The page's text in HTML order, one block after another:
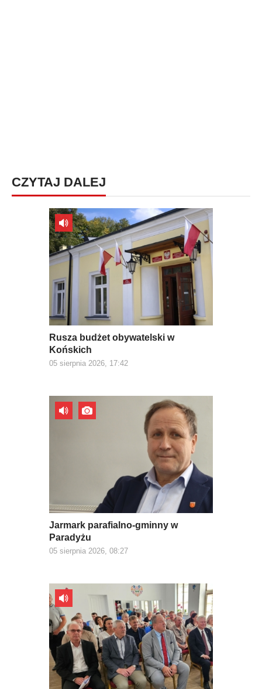
CZYTAJ DALEJ
Rusza budżet obywatelski w
Końskich
05 sierpnia 2026, 17:42
Jarmark parafialno-gminny w
Paradyżu
05 sierpnia 2026, 08:27